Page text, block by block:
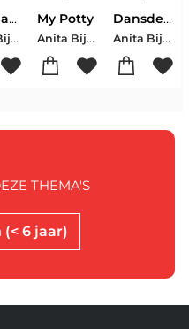
Op naar Sinterklaas
Anita Bijsterbosch
My Potty
Anita Bijsterbosch
Dansdeuntjes
Anita Bijsterbosch
6 jaar)
THEMA'S